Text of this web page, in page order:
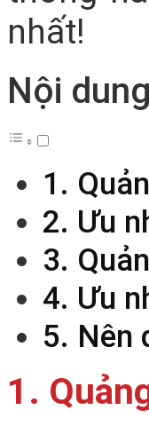
nhất!
Nội
1.
2. Ưu
3.
4. Ưu
5. Nên
1.